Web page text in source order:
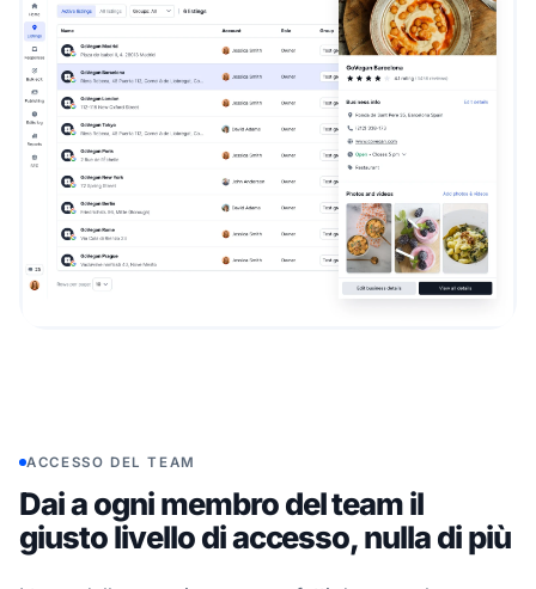
ACCESSO DEL TEAM
Dai a ogni membro del team il
giusto livello di accesso, nulla di più